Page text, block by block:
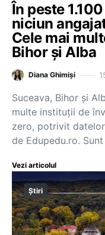
În peste
niciun
Cele mai
Bihor și Alba
Diana Ghimiși
Suceava, Bihor și
multe instituții de
zero, potrivit
de Edupedu.ro.
Vezi articolul
Știri